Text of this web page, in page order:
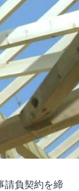
請負契約を締